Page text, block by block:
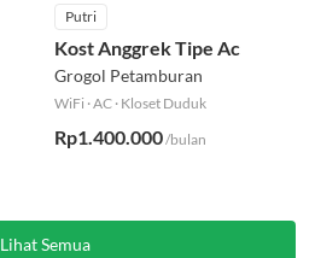
Putri
Kost Anggrek Tipe Ac
Grogol Petamburan
WiFi ·AC · Kloset Duduk
Rp1.400.000/bulan
Lihat Semua